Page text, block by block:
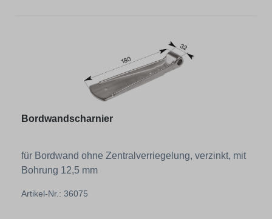
Bordwandscharnier
für Bordwand ohne Zentralverriegelung, verzinkt, mit
Bohrung 12,5 mm
Artikel-Nr.: 36075